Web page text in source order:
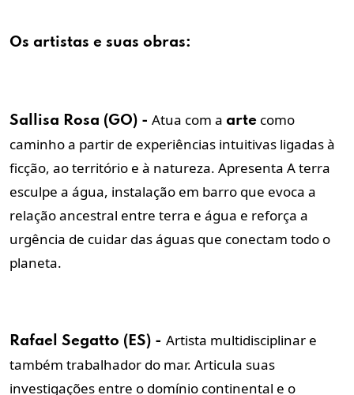
Os artistas e suas obras:
Sallisa Rosa (GO) - Atua com a arte como
caminho a partir de experiências intuitivas ligadas à
ficção, ao território e à natureza. Apresenta A terra
esculpe a água, instalação em barro que evoca a
relação ancestral entre terra e água e reforça a
urgência de cuidar das águas que conectam todo o
planeta.
Rafael Segatto (ES) - Artista multidisciplinar e
também trabalhador do mar. Articula suas
investigações entre o domínio continental e o